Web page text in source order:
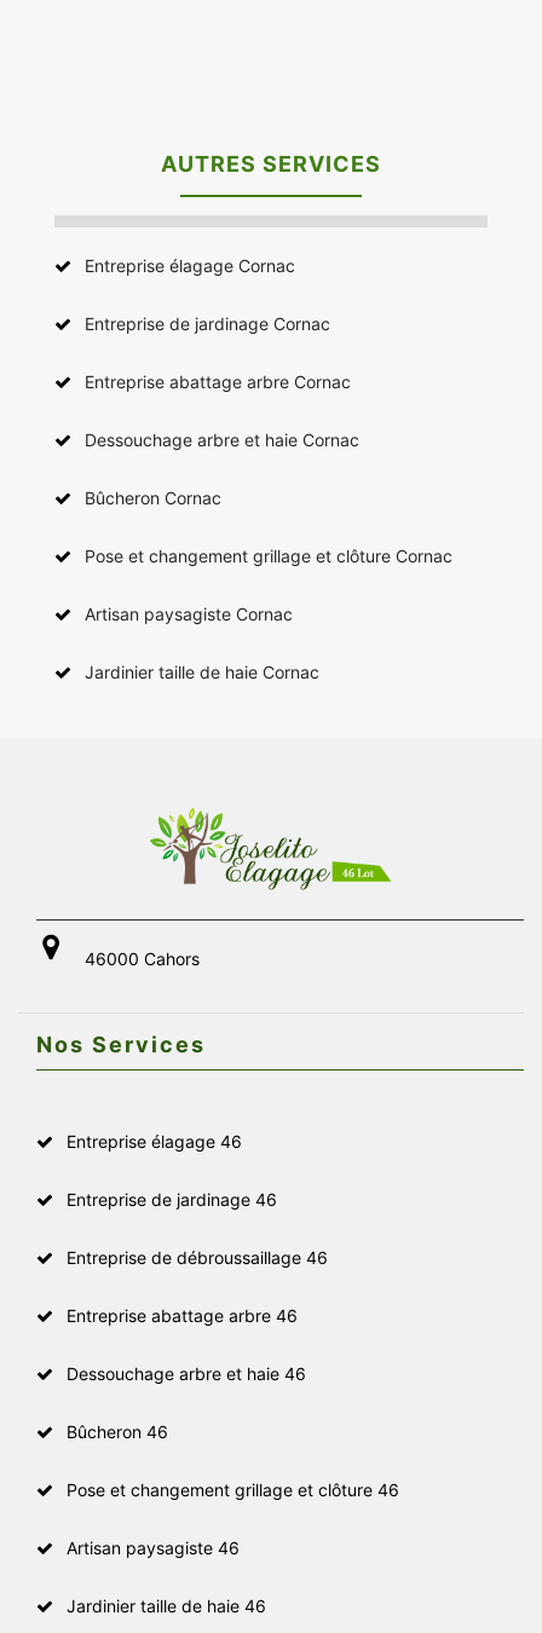
AUTRES SERVICES
Entreprise élagage Cornac
Entreprise de jardinage Cornac
Entreprise abattage arbre Cornac
Dessouchage arbre et haie Cornac
Bûcheron Cornac
Pose et changement grillage et clôture Cornac
Artisan paysagiste Cornac
Jardinier taille de haie Cornac
46000 Cahors
Nos Services
Entreprise élagage 46
Entreprise de jardinage 46
Entreprise de débroussaillage 46
Entreprise abattage arbre 46
Dessouchage arbre et haie 46
Bûcheron 46
Pose et changement grillage et clôture 46
Artisan paysagiste 46
Jardinier taille de haie 46